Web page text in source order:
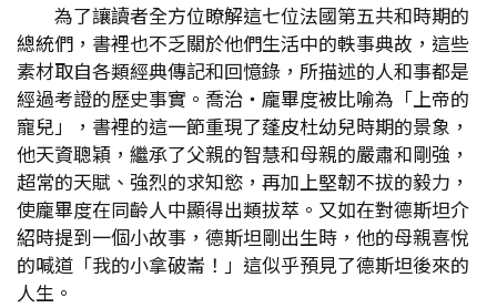
為了讓讀者全方位瞭解這七位法國第五共和時期的
總統們，書裡也不乏關於他們生活中的軼事典故，這些
素材取自各類經典傳記和回憶錄，所描述的人和事都是
經過考證的歷史事實。喬治‧龐畢度被比喻為「上帝的
寵兒」，書裡的這一節重現了蓬皮杜幼兒時期的景象，
他天資聰穎，繼承了父親的智慧和母親的嚴肅和剛強，
超常的天賦、強烈的求知慾，再加上堅韌不拔的毅力，
使龐畢度在同齡人中顯得出類拔萃。又如在對德斯坦介
紹時提到一個小故事，德斯坦剛出生時，他的母親喜悅
的喊道「我的小拿破崙！」這似乎預見了德斯坦後來的
人生。